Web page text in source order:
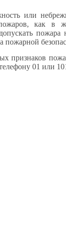
или
как в
пожара
пожарной
01 или